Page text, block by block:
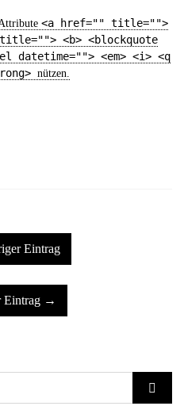
<a href="" title="">
<b> <blockquote
datetime=""> <em> <i> <q
nützen.
Eintrag
Eintrag →